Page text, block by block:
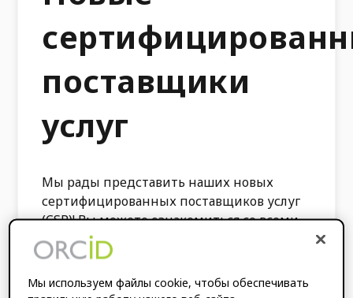
поставщики
услуг
Мы рады представить наших новых
сертифицированных поставщиков услуг
(CSP)! Вы можете ознакомиться со всеми
нашими CSP.
поставщика услуг обеспечивает простую
и достоверную интеграцию в локальные
Мы используем файлы cookie, чтобы обеспечивать